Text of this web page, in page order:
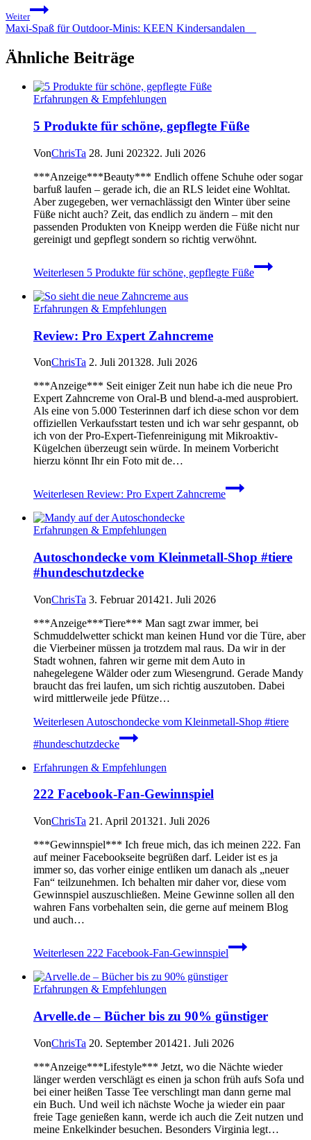
Weiter
Maxi-Spaß für Outdoor-Minis: KEEN Kindersandalen__
Ähnliche Beiträge
Erfahrungen & Empfehlungen
5 Produkte für schöne, gepflegte Füße
VonChrisTa 28. Juni 202322. Juli 2026
***Anzeige***Beauty*** Endlich offene Schuhe oder sogar
barfuß laufen – gerade ich, die an RLS leidet eine Wohltat.
Aber zugegeben, wer vernachlässigt den Winter über seine
Füße nicht auch? Zeit, das endlich zu ändern – mit den
passenden Produkten von Kneipp werden die Füße nicht nur
gereinigt und gepflegt sondern so richtig verwöhnt.
Weiterlesen 5 Produkte für schöne, gepflegte Füße
Erfahrungen & Empfehlungen
Review: Pro Expert Zahncreme
VonChrisTa 2. Juli 201328. Juli 2026
***Anzeige*** Seit einiger Zeit nun habe ich die neue Pro
Expert Zahncreme von Oral-B und blend-a-med ausprobiert.
Als eine von 5.000 Testerinnen darf ich diese schon vor dem
offiziellen Verkaufsstart testen und ich war sehr gespannt, ob
ich von der Pro-Expert-Tiefenreinigung mit Mikroaktiv-
Kügelchen überzeugt sein würde. In meinem Vorbericht
hierzu könnt Ihr ein Foto mit de…
Weiterlesen Review: Pro Expert Zahncreme
Erfahrungen & Empfehlungen
Autoschondecke vom Kleinmetall-Shop #tiere
#hundeschutzdecke
VonChrisTa 3. Februar 201421. Juli 2026
***Anzeige***Tiere*** Man sagt zwar immer, bei
Schmuddelwetter schickt man keinen Hund vor die Türe, aber
die Vierbeiner müssen ja trotzdem mal raus. Da wir in der
Stadt wohnen, fahren wir gerne mit dem Auto in
nahegelegene Wälder oder zum Wiesengrund. Gerade Mandy
braucht das frei laufen, um sich richtig auszutoben. Dabei
wird mittlerweile jede Pfütze…
Weiterlesen Autoschondecke vom Kleinmetall-Shop #tiere
#hundeschutzdecke
Erfahrungen & Empfehlungen
222 Facebook-Fan-Gewinnspiel
VonChrisTa 21. April 201321. Juli 2026
***Gewinnspiel*** Ich freue mich, das ich meinen 222. Fan
auf meiner Facebookseite begrüßen darf. Leider ist es ja
immer so, das vorher einige entliken um danach als „neuer
Fan“ teilzunehmen. Ich behalten mir daher vor, diese vom
Gewinnspiel auszuschließen. Meine Gewinne sollen all den
wahren Fans vorbehalten sein, die gerne auf meinem Blog
und auch…
Weiterlesen 222 Facebook-Fan-Gewinnspiel
Erfahrungen & Empfehlungen
Arvelle.de – Bücher bis zu 90% günstiger
VonChrisTa 20. September 201421. Juli 2026
***Anzeige***Lifestyle*** Jetzt, wo die Nächte wieder
länger werden verschlägt es einen ja schon früh aufs Sofa und
bei einer heißen Tasse Tee verschlingt man dann gerne mal
ein Buch. Und weil ich nächste Woche ja wieder ein paar
freie Tage genießen kann, werde ich auch die Zeit nutzen und
meine Enkelkinder besuchen. Besonders Virginia legt…